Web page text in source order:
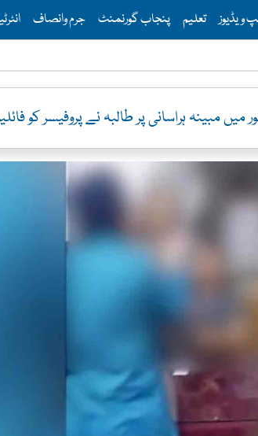
This is the
ویڈیوز تعلیم پنجاب گورنمنٹ جرم وانصاف
میں مبینہ ہراسانی پر طالبہ نے پروفیسر کو